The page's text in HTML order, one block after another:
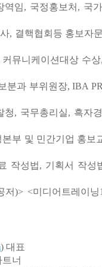
역임, 국정홍보처, 국
, 결핵협회등 홍보자
뮤니케이션대상 수
분과 부위원장, IBA
, 국무총리실, 흑자
부 및 민간기업 홍보
작성법, 기획서 작성
)> <미디어트레이닝
) 대표
너